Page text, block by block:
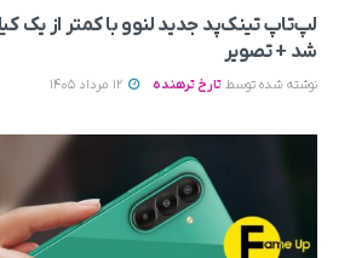
لپ‌تاپ تینک‌پد جدید لنوو با کمتر از یک
شد + تصویر
نوشته شده توسط تارخ ترهنده